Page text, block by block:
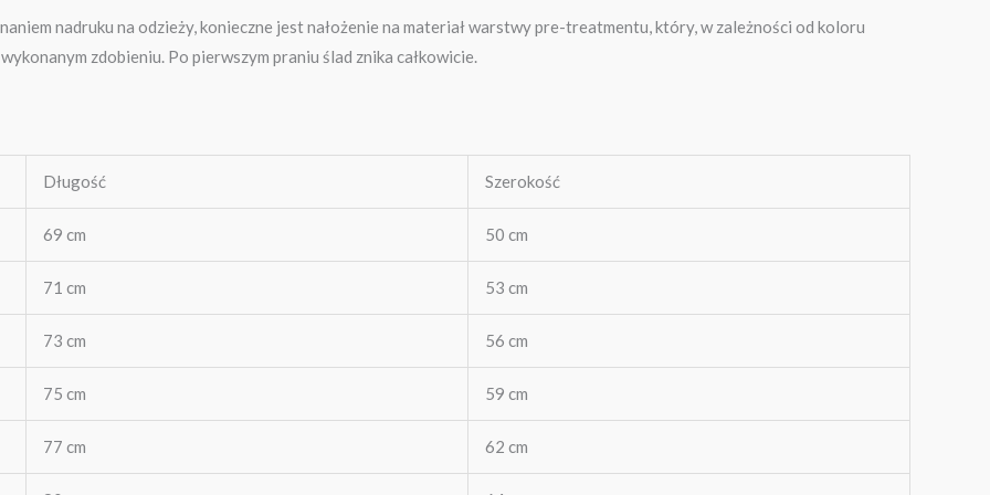
nadruku na odzieży, konieczne jest nałożenie na materiał warstwy pre-treatmentu, który, w zależności od koloru
zdobieniu. Po pierwszym praniu ślad znika całkowicie.
Długość Szerokość
69 cm 50 cm
71 cm 53 cm
73 cm 56 cm
75 cm 59 cm
77 cm 62 cm